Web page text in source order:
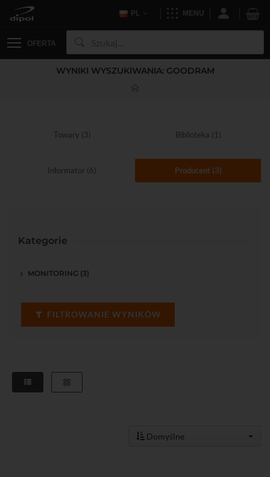
PL MENU
OFERTA
WYNIKI WYSZUKIWANIA: GOODRAM
Towary (3) Biblioteka (1)
Informator (6) Producent (3)
Kategorie
MONITORING (3)
FILTROWANIE WYNIKÓW
Domyślne